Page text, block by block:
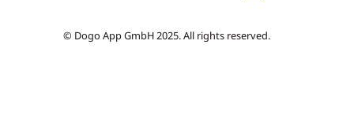
© Dogo App GmbH 2025. All rights reserved.